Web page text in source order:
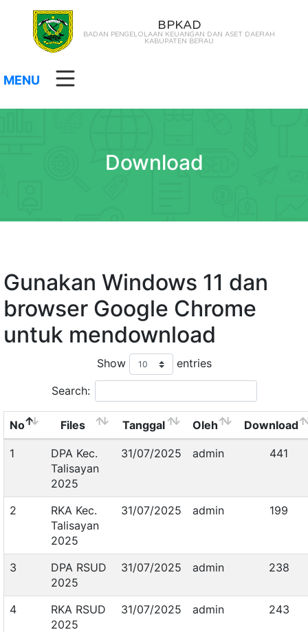
BPKAD
BADAN PENGELOLAAN KEUANGAN DAN ASET DAERAH
KABUPATEN BERAU
MENU
Download
Gunakan Windows 11 dan
browser Google Chrome
untuk mendownload
Show entries
Search:
No Files Tanggal Oleh Download
1
DPA Kec.
Talisayan
2025
31/07/2025 admin 441
2
RKA Kec.
Talisayan
2025
31/07/2025 admin 199
3
DPA RSUD
2025
31/07/2025 admin 238
4
RKA RSUD
2025
31/07/2025 admin 243